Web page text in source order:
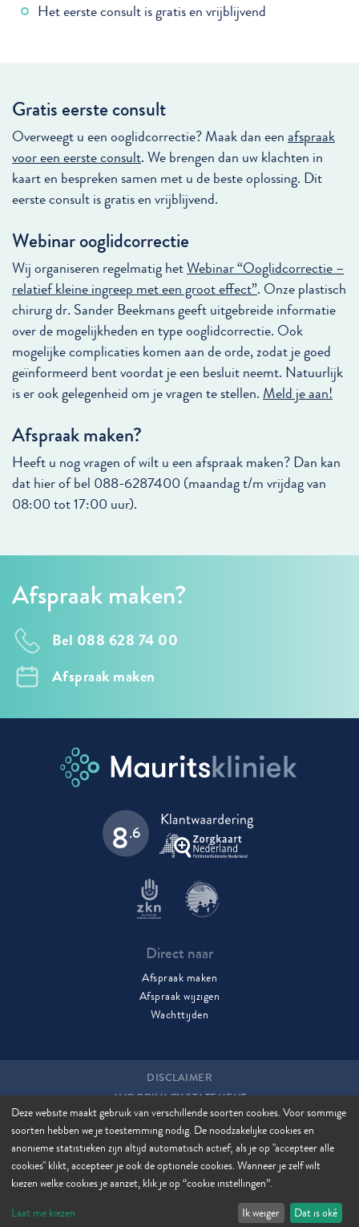
Het eerste consult is gratis en vrijblijvend
Gratis eerste consult
Overweegt u een ooglidcorrectie? Maak dan een afspraak
voor een eerste consult. We brengen dan uw klachten in
kaart en bespreken samen met u de beste oplossing. Dit
eerste consult is gratis en vrijblijvend.
Webinar ooglidcorrectie
Wij organiseren regelmatig hetWebinar “Ooglidcorrectie –
relatief kleine ingreep met een groot effect”. Onze plastisch
chirurg dr. Sander Beekmans geeft uitgebreide informatie
over de mogelijkheden en type ooglidcorrectie. Ook
mogelijke complicaties komen aan de orde, zodat je goed
geïnformeerd bent voordat je een besluit neemt. Natuurlijk
is er ook gelegenheid om je vragen te stellen. Meld je aan!
Afspraak maken?
Heeft u nog vragen of wilt u een afspraak maken? Dan kan
dat hier of bel 088-6287400 (maandag t/m vrijdag van
08:00 tot 17:00 uur).
Afspraak maken?
Bel 088 628 74 00
Afspraak maken
8.6
Direct naar
Afspraak maken
Afspraak wijzigen
Wachttijden
DISCLAIMER
AVG PRIVACY STATEMENT
COOKIES
COOKIE MANAGER
SITEMAP
WEBSITE DOOR STIJLBREUK
Deze website maakt gebruik van verschillende soorten cookies. Voor sommige
soorten hebben we je toestemming nodig. De noodzakelijke cookies en
anonieme statistieken zijn altijd automatisch actief; als je op "accepteer alle
cookies" klikt, accepteer je ook de optionele cookies. Wanneer je zelf wilt
kiezen welke cookies je aanzet, klik je op “cookie instellingen”.
Laat me kiezen
Ik weiger Dat is oké